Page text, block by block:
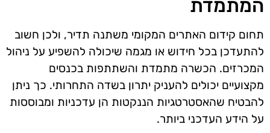
המתמדת
תחום קידום האתרים המקומי משתנה תדיר, ולכן חשוב
להתעדכן בכל חידוש או מגמה שיכולה להשפיע על ניהול
המכרזים. הכשרה מתמדת והשתתפות בכנסים
מקצועיים יכולים להעניק יתרון בשדה התחרותי. כך ניתן
להבטיח שהאסטרטגיות הננקטות הן עדכניות ומבוססות
על הידע העדכני ביותר.